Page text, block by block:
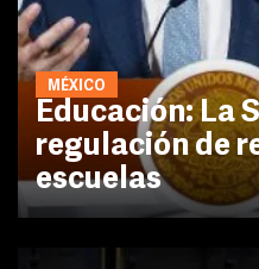
MÉXICO
Educación: La
regulación de
escuelas